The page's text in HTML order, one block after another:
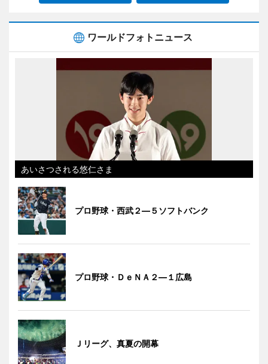
ワールドフォトニュース
あいさつされる悠仁さま
プロ野球・西武２―５ソフトバンク
プロ野球・ＤｅＮＡ２―１広島
Ｊリーグ、真夏の開幕